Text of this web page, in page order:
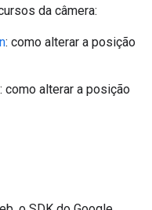
da câmera:
: como alterar a posição
: como alterar a posição